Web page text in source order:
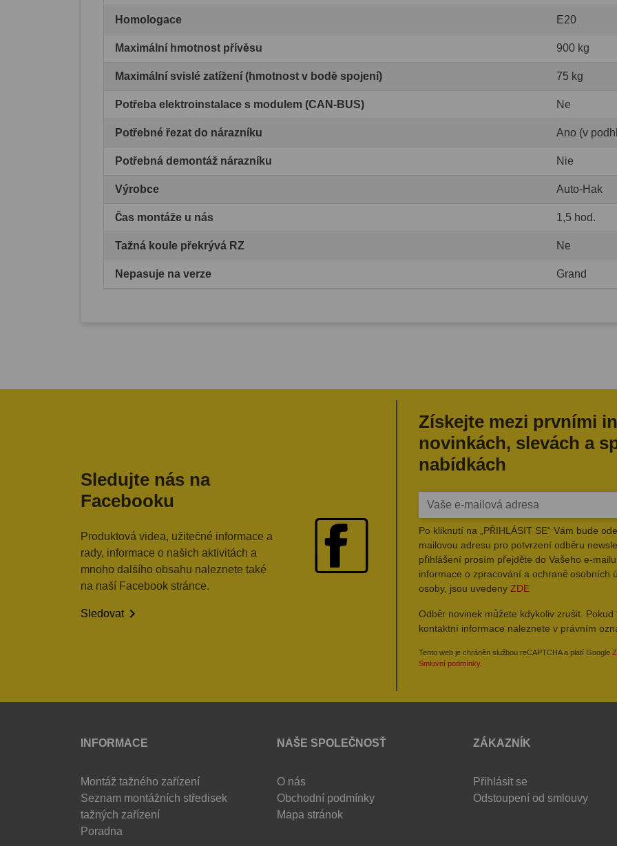
Homologace E20
Maximální hmotnost přívěsu 900 kg
Maximální svislé zatížení (hmotnost v bodě spojení) 75 kg
Potřeba elektroinstalace s modulem (CAN-BUS) Ne
Potřebné řezat do nárazníku Ano (v
Potřebná demontáž nárazníku Nie
Výrobce Auto-Hak
Čas montáže u nás 1,5 hod.
Tažná koule překrývá RZ Ne
Nepasuje na verze Grand
Sledujte nás na
Facebooku
Produktová videa, užitečné informace a
rady, informace o našich aktivitách a
mnoho dalšího obsahu naleznete také
na naší Facebook stránce.
Sledovat
Získejte mezi prvními
novinkách, slevách a
nabídkách
Po kliknutí na „PŘIHLÁSIT SE“ Vám bude
mailovou adresu pro potvrzení odběru
přihlášení prosím přejděte do Vašeho e-
informace o zpracování a ochraně osobních
osoby, jsou uvedeny ZDE
Odběr novinek můžete kdykoliv zrušit.
kontaktní informace naleznete v právním
Tento web je chráněn službou reCAPTCHA a platí Google
Smluvní podmínky.
INFORMACE
Montáž tažného zařízení
Seznam montážních středisek
tažných zařízení
Poradna
NAŠE SPOLEČNOSŤ
O nás
Obchodní podmínky
Mapa stránok
ZÁKAZNÍK
Přihlásit se
Odstoupení od smlouvy